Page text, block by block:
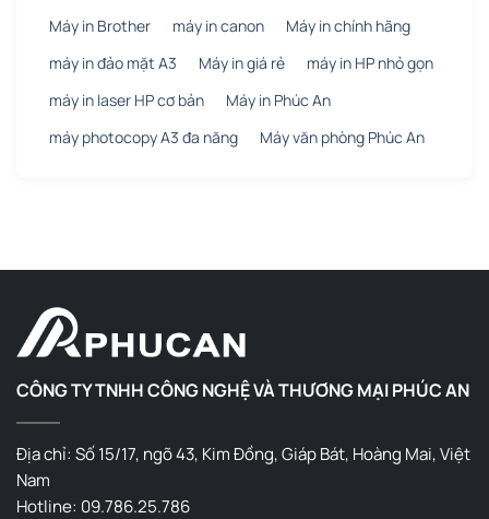
Máy in Brother
máy in canon
Máy in chính hãng
máy in đảo mặt A3
Máy in giá rẻ
máy in HP nhỏ gọn
máy in laser HP cơ bản
Máy in Phúc An
máy photocopy A3 đa năng
Máy văn phòng Phúc An
CÔNG TY TNHH CÔNG NGHỆ VÀ THƯƠNG MẠI PHÚC AN
Địa chỉ: Số 15/17, ngõ 43, Kim Đồng, Giáp Bát, Hoàng Mai, Việt
Nam
Hotline: 09.786.25.786